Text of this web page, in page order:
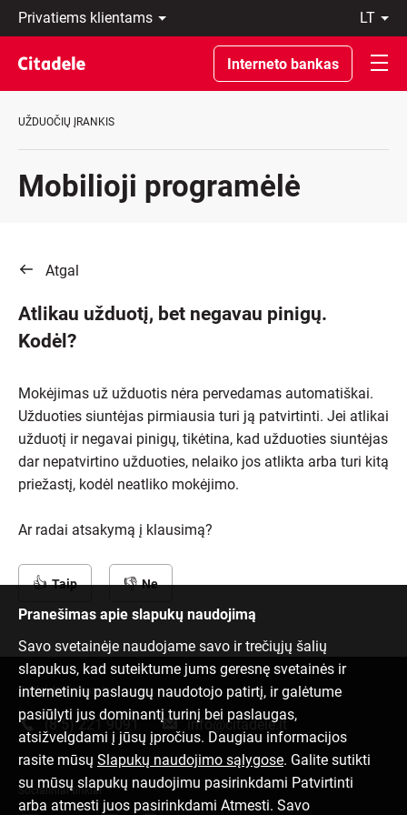
Privatiems
klientams
Verslo
klientams
Private
Apie
REWARDS
lt
LT
EN
Interneto bankas
UŽDUOČIŲ ĮRANKIS
Mobilioji programėlė
Atgal
Atlikau užduotį, bet negavau pinigų.
Kodėl?
Mokėjimas už užduotis nėra pervedamas automatiškai.
Užduoties siuntėjas pirmiausia turi ją patvirtinti. Jei atlikai
užduotį ir negavai pinigų, tikėtina, kad užduoties siuntėjas
dar nepatvirtino užduoties, nelaiko jos atlikta arba turi kitą
priežastį, kodėl neatliko mokėjimo.
Ar radai atsakymą į klausimą?
Taip Ne
Pranešimas apie slapukų naudojimą
Savo svetainėje naudojame savo ir trečiųjų šalių
slapukus, kad suteiktume jums geresnę svetainės ir
internetinių paslaugų naudotojo patirtį, ir galėtume
pasiūlyti jus dominantį turinį bei paslaugas,
atsižvelgdami į jūsų įpročius. Daugiau informacijos
rasite mūsų Slapukų naudojimo sąlygose. Galite sutikti
su mūsų slapukų naudojimu pasirinkdami Patvirtinti
arba atmesti juos pasirinkdami Atmesti. Savo
Susisiek su mumis
(8 5) 221 9091 info@citadele.lt
Socialiniai tinklai